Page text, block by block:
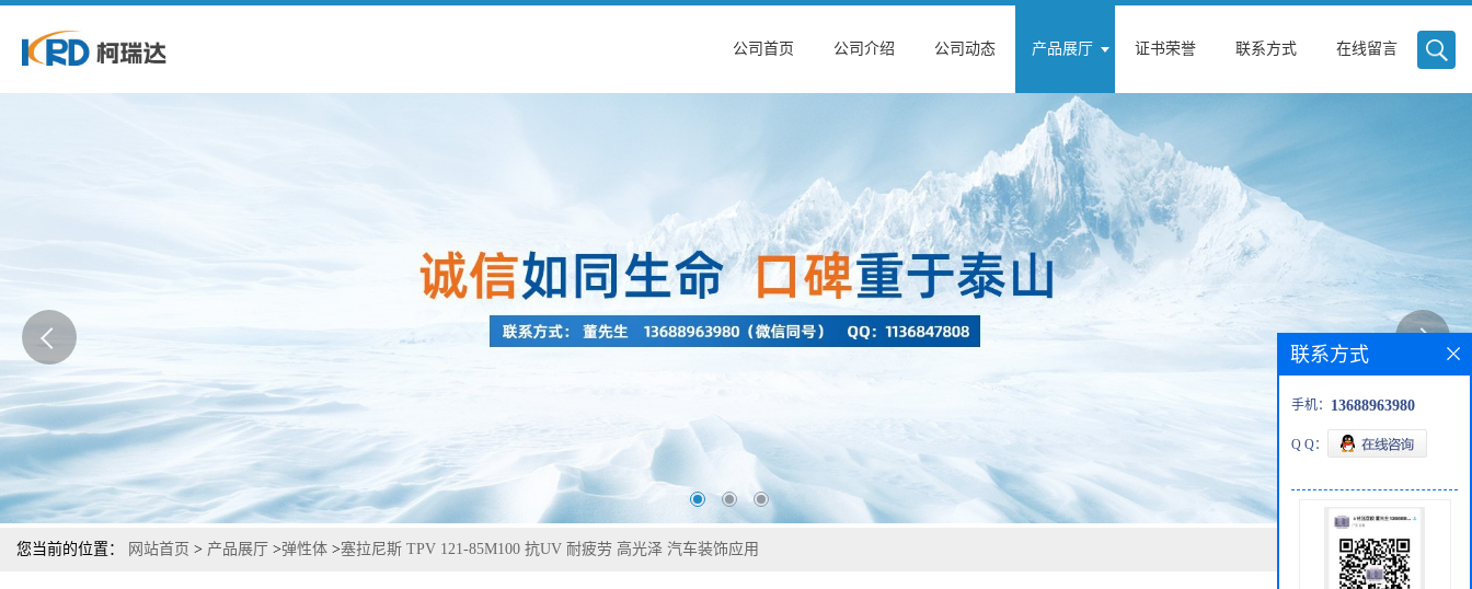
公司首页 公司介绍 公司动态 产品展厅 证书荣誉 联系方式 在线留言
您当前的位置： 网站首页 > 产品展厅 >弹性体 >塞拉尼斯 TPV 121-85M100 抗UV 耐疲劳 高光泽 汽车装饰应用
联系方式
手机： 13688963980
Q Q：